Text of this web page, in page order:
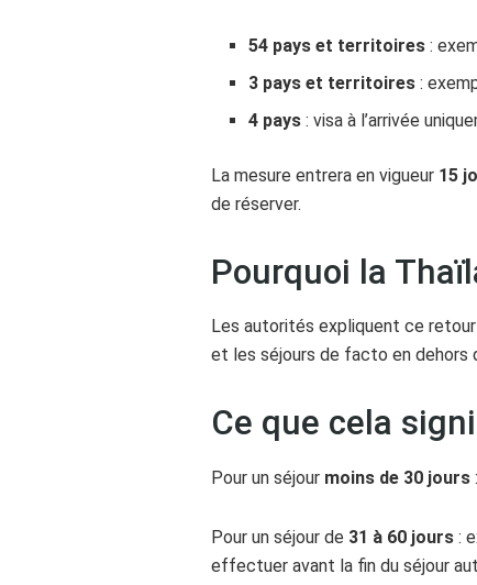
54 pays et territoires :
3 pays et territoires :
4 pays : visa à l’arrivée
La mesure entrera en vigueur 15
de réserver.
Pourquoi la
Les autorités expliquent ce
et les séjours de facto en dehors
Ce que cela
Pour un séjour moins de 30 jours
Pour un séjour de 31 à 60 jours :
effectuer avant la fin du séjour